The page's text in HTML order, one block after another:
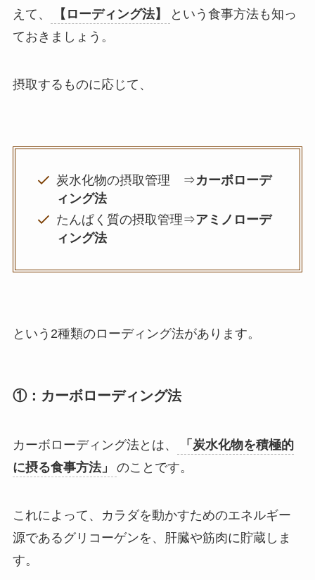
えて、 【ローディング法】
という食事方法も知っ
ておきましょう。
摂取するものに応じて、
炭水化物の摂取管理 ⇒カーボローデ
ィング法
たんぱく質の摂取管理⇒アミノローデ
ィング法
という2種類のローディング法があります。
①：カーボローディング法
カーボローディング法とは、
「炭水化物を積極的
に摂る食事方法」
のことです。
これによって、カラダを動かすためのエネルギー
源であるグリコーゲンを、肝臓や筋肉に貯蔵しま
す。